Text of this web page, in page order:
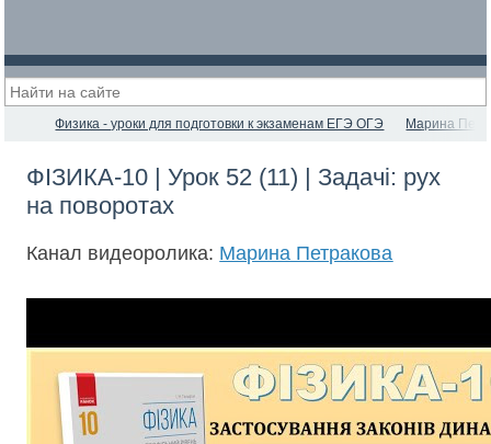
Физика - уроки для подготовки к экзаменам ЕГЭ ОГЭ Марина
ФІЗИКА-10 | Урок 52 (11) | Задачі: рух
на поворотах
Канал видеоролика: Марина Петракова